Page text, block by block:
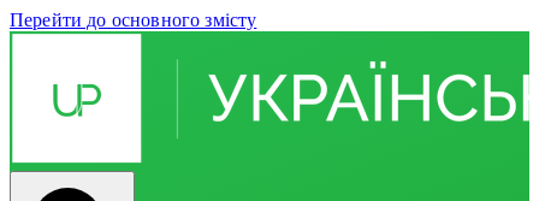
Перейти до основного змісту